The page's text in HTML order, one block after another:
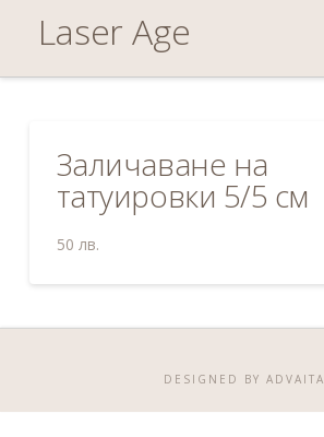
Laser
Age
Laser Age
Заличаване на
татуировки 5/5 см
50 лв.
DESIGNED BY ADVAITA